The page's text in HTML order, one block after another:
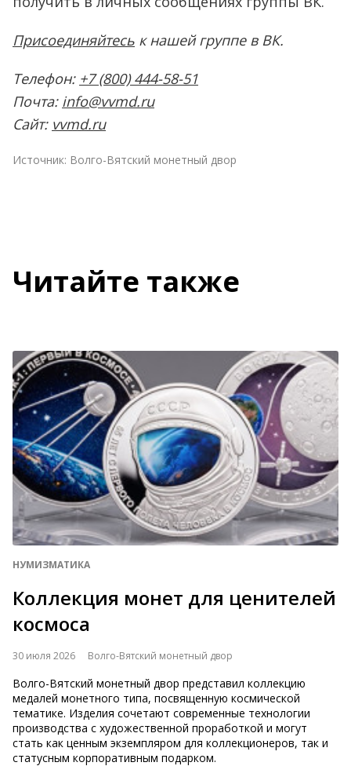
Присоединяйтесь к нашей группе в ВК.
Телефон: +7 (800) 444-58-51
Почта: info@vvmd.ru
Сайт: vvmd.ru
Источник: Волго-Вятский монетный двор
Читайте также
НУМИЗМАТИКА
Коллекция монет для ценителей
космоса
30 июля 2026 Волго-Вятский монетный двор
Волго-Вятский монетный двор представил коллекцию
медалей монетного типа, посвященную космической
тематике. Изделия сочетают современные технологии
производства с художественной проработкой и могут
стать как ценным экземпляром для коллекционеров, так и
статусным корпоративным подарком.